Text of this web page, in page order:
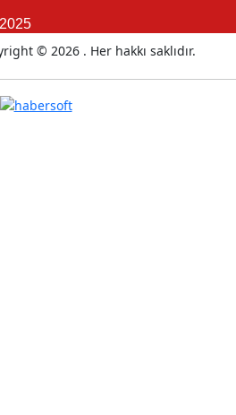
© 2026 . Her hakkı saklıdır.